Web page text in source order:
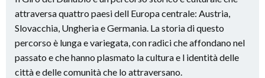
attraversa quattro paesi dell Europa centrale: Austria,
Slovacchia, Ungheria e Germania. La storia di questo
percorso è lunga e variegata, con radici che affondano nel
passato e che hanno plasmato la cultura e l identità delle
città e delle comunità che lo attraversano.